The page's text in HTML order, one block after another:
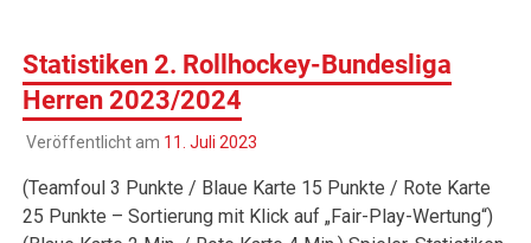
Statistiken 2. Rollhockey-Bundesliga
Herren 2023/2024
Veröffentlicht am 11. Juli 2023
(Teamfoul 3 Punkte / Blaue Karte 15 Punkte / Rote Karte
25 Punkte – Sortierung mit Klick auf „Fair-Play-Wertung“)